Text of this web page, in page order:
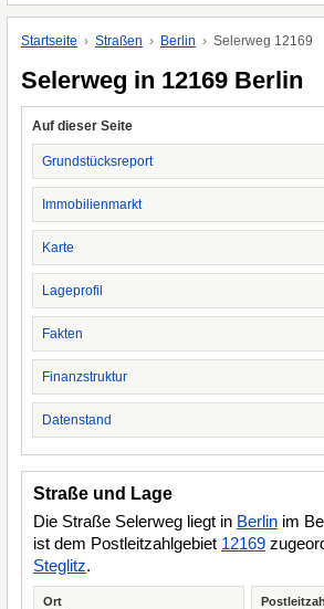
Startseite Straßen Berlin Selerweg 12169
Selerweg in 12169 Berlin
Auf dieser Seite
Grundstücksreport
Immobilienmarkt
Karte
Lageprofil
Fakten
Finanzstruktur
Datenstand
Straße und Lage
Die Straße Selerweg liegt in Berlin im
ist dem Postleitzahlgebiet 12169
Steglitz.
Ort